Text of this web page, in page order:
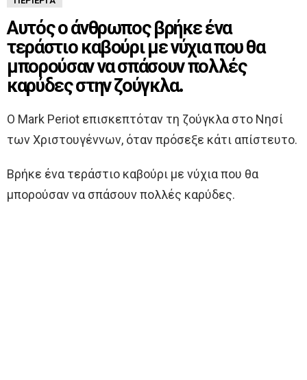
Αυτός ο άνθρωπος βρήκε ένα
τεράστιο καβούρι με νύχια που θα
μπορούσαν να σπάσουν πολλές
καρύδες στην ζούγκλα.
Ο Mark Periot επισκεπτόταν τη ζούγκλα στο Νησί
των Χριστουγέννων, όταν πρόσεξε κάτι απίστευτο.
Βρήκε ένα τεράστιο καβούρι με νύχια που θα
μπορούσαν να σπάσουν πολλές καρύδες.